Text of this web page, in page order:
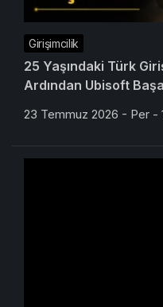
Girişimcilik
25 Yaşındaki Türk
Ardından Ubisoft
23 Temmuz 2026 - Per -